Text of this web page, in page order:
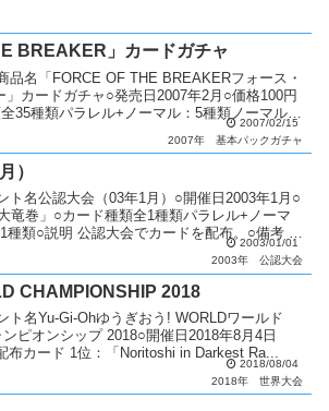
BREAKER」カードガチャ
品名「FORCE OF THE BREAKERフォース・
」カードガチャ○発売日2007年2月○価格100円
35種類パラレル+ノーマル：5種類ノーマル：
2007/02/15
2007年
基本パックガチャ
）
ト名公認大会（03年1月）○開催日2003年1月○
竜巻」○カード種類全1種類パラレル+ノーマ
種類○説明 公認大会でカードを配布。○備考 毎
2003/01/01
2003年
公認大会
CHAMPIONSHIP 2018
ト名Yu-Gi-Ohゆうぎおう! WORLDワールド
ピオンシップ 2018○開催日2018年8月4日
布カード 1位：「Noritoshi in Darkest Ra...
2018/08/04
2018年
世界大会